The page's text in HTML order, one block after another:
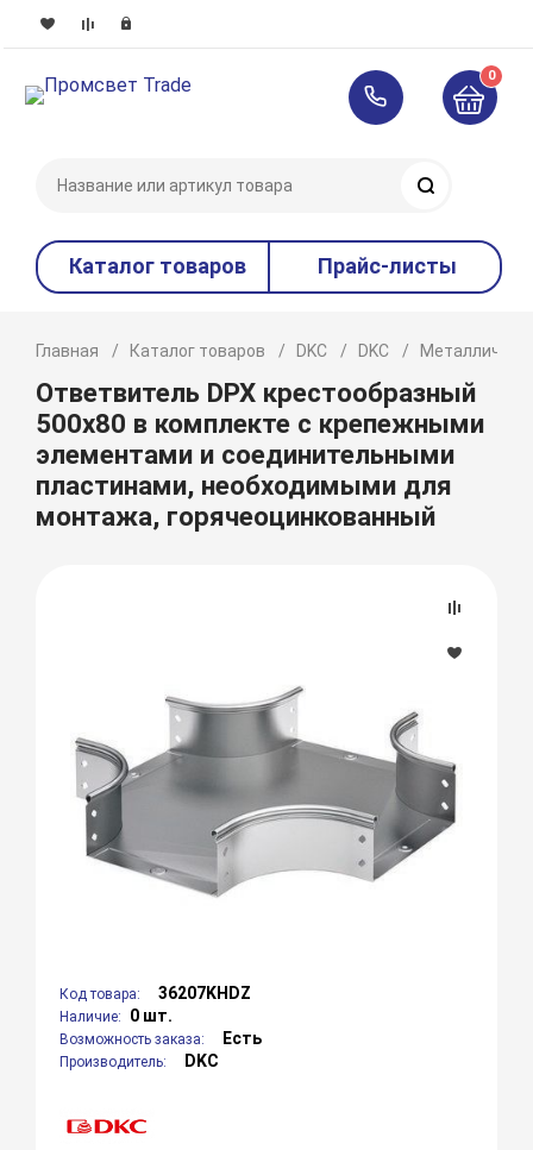
0
Каталог товаров Прайс-листы
Главная Каталог товаров DKC DKC
Ответвитель DPX крестообразный
500х80 в комплекте с крепежными
элементами и соединительными
пластинами, необходимыми для
монтажа, горячеоцинкованный
Код товара: 36207KHDZ
Наличие: 0 шт.
Возможность заказа: Есть
Производитель: DKC